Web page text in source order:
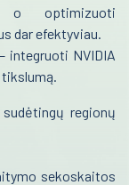
o optimizuoti
dar efektyviau.
– integruoti NVIDIA
tikslumą.
regionų
sekoskaitos